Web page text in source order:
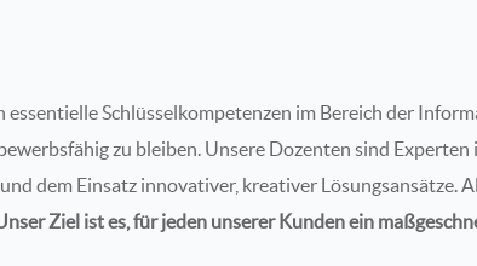
Schlüsselkompetenzen im Bereich der
zu bleiben. Unsere Dozenten sind Experten
dem Einsatz innovativer, kreativer Lösungsansätze.
Ziel ist es, für jeden unserer Kunden ein